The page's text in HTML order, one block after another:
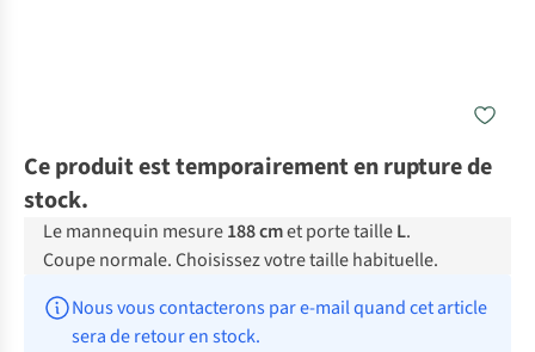
Ce produit est temporairement en rupture de
stock.
Le mannequin mesure188 cmet porte tailleL.
Coupe normale. Choisissez votre taille habituelle.
Nous vous contacterons par e-mail quand cet article
sera de retour en stock.